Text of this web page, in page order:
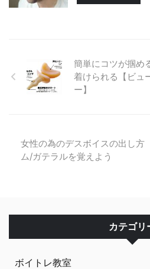
簡単にコツが掴め
着けられる【ビュ
ー】
女性の為のデスボイスの出し
ム/ガテラルを覚えよう
カテゴリ
ボイトレ教室